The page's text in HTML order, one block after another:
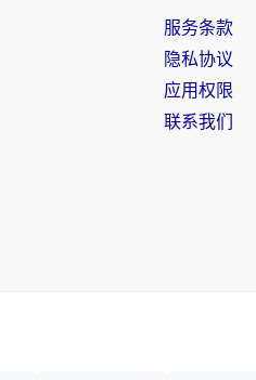
服务条款
隐私协议
应用权限
联系我们